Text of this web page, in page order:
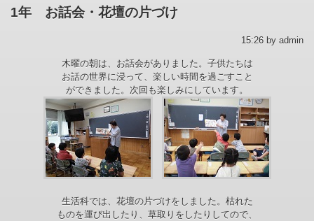
1年 お話会・花壇の片づけ
15:26 by admin
木曜の朝は、お話会がありました。子供たちは
お話の世界に浸って、楽しい時間を過ごすこと
ができました。次回も楽しみにしています。
生活科では、花壇の片づけをしました。枯れた
ものを運び出したり、草取りをしたりしてので、